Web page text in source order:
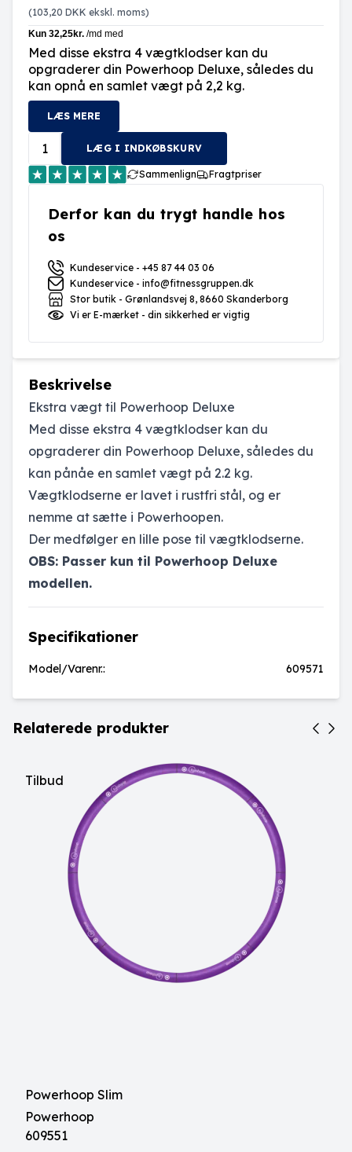
(103,20 DKK ekskl. moms)
Med disse ekstra 4 vægtklodser kan du
opgraderer din Powerhoop Deluxe, således du
kan opnå en samlet vægt på 2,2 kg.
LÆS MERE
LÆG I INDKØBSKURV
Sammenlign Fragtpriser
Derfor kan du trygt handle hos
os
Kundeservice - +45 87 44 03 06
Kundeservice - info@fitnessgruppen.dk
Stor butik - Grønlandsvej 8, 8660 Skanderborg
Vi er E-mærket - din sikkerhed er vigtig
Beskrivelse
Ekstra vægt til Powerhoop Deluxe
Med disse ekstra 4 vægtklodser kan du
opgraderer din Powerhoop Deluxe, således du
kan pånåe en samlet vægt på 2.2 kg.
Vægtklodserne er lavet i rustfri stål, og er
nemme at sætte i Powerhoopen.
Der medfølger en lille pose til vægtklodserne.
OBS: Passer kun til Powerhoop Deluxe
modellen.
Specifikationer
Model/Varenr.: 609571
Relaterede produkter
Tilbud
Powerhoop Slim
Powerhoop
609551